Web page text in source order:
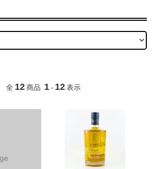
全 12 商品 1 - 12 表示